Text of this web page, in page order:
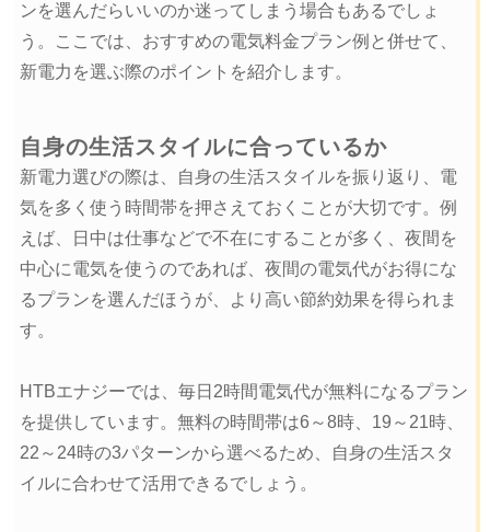
ンを選んだらいいのか迷ってしまう場合もあるでしょ
う。ここでは、おすすめの電気料金プラン例と併せて、
新電力を選ぶ際のポイントを紹介します。
自身の生活スタイルに合っているか
新電力選びの際は、自身の生活スタイルを振り返り、電
気を多く使う時間帯を押さえておくことが大切です。例
えば、日中は仕事などで不在にすることが多く、夜間を
中心に電気を使うのであれば、夜間の電気代がお得にな
るプランを選んだほうが、より高い節約効果を得られま
す。
HTBエナジーでは、毎日2時間電気代が無料になるプラン
を提供しています。無料の時間帯は6～8時、19～21時、
22～24時の3パターンから選べるため、自身の生活スタ
イルに合わせて活用できるでしょう。